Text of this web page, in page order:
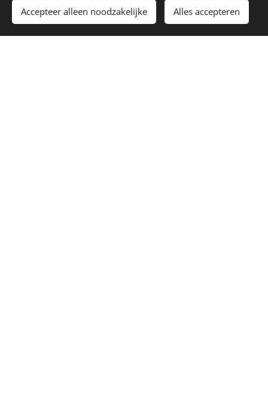
Accepteer alleen noodzakelijke Alles accepteren